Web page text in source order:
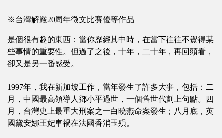
※台灣解嚴20周年徵文比賽優等作品
是個很有趣的東西：當你歷經其中時，在當下往往不覺得某
些事情的重要性。但過了之後，十年，二十年，再回頭看，
卻又是另一番感受。
1997年，我在新加坡工作，當年發生了許多大事，包括：二
月，中國最高領導人鄧小平過世，一個舊世代劃上句點。四
月，台灣史上最重大刑案之一白曉燕命案發生；八月底，英
國黛安娜王妃車禍在法國香消玉殞。